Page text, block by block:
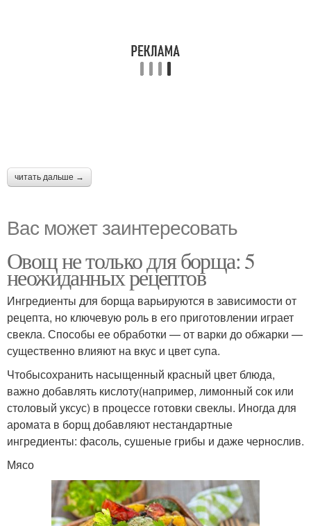
читать дальше →
Вас может заинтересовать
Овощ не только для борща: 5
неожиданных рецептов
Ингредиенты для борща варьируются в зависимости от
рецепта, но ключевую роль в его приготовлении играет
свекла. Способы ее обработки — от варки до обжарки —
существенно влияют на вкус и цвет супа.
Чтобысохранить насыщенный красный цвет блюда,
важно добавлять кислоту(например, лимонный сок или
столовый уксус) в процессе готовки свеклы. Иногда для
аромата в борщ добавляют нестандартные
ингредиенты: фасоль, сушеные грибы и даже чернослив.
Мясо